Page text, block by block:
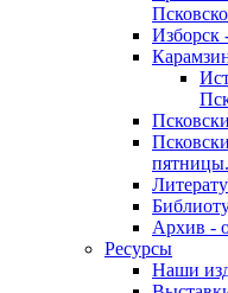
Изборск
Архив -
Ресурсы
Наши